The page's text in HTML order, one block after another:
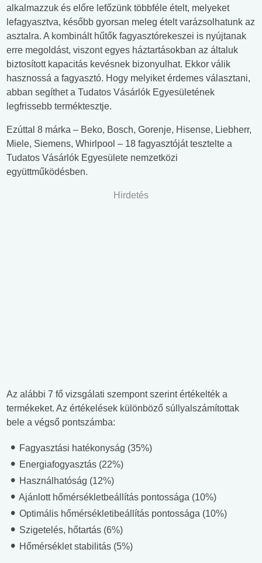
alkalmazzuk és előre lefőzünk többféle ételt, melyeket
lefagyasztva, később gyorsan meleg ételt varázsolhatunk az
asztalra. A kombinált hűtők fagyasztórekeszei is nyújtanak
erre megoldást, viszont egyes háztartásokban az általuk
biztosított kapacitás kevésnek bizonyulhat. Ekkor válik
hasznossá a fagyasztó. Hogy melyiket érdemes választani,
abban segíthet a Tudatos Vásárlók Egyesületének
legfrissebb terméktesztje.
Ezúttal 8 márka – Beko, Bosch, Gorenje, Hisense, Liebherr,
Miele, Siemens, Whirlpool – 18 fagyasztóját tesztelte a
Tudatos Vásárlók Egyesülete nemzetközi
együttműködésben.
Hirdetés
Az alábbi 7 fő vizsgálati szempont szerint értékelték a
termékeket. Az értékelések különböző súllyalszámítottak
bele a végső pontszámba:
Fagyasztási hatékonyság (35%)
Energiafogyasztás (22%)
Használhatóság (12%)
Ajánlott hőmérsékletbeállítás pontossága (10%)
Optimális hőmérsékletibeállítás pontossága (10%)
Szigetelés, hőtartás (6%)
Hőmérséklet stabilitás (5%)